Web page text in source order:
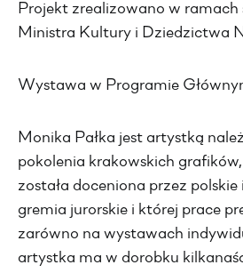
Projekt zrealizowano w ramach
Ministra Kultury i Dziedzictwa
Wystawa w Programie
Monika Pałka jest artystką
pokolenia krakowskich
została doceniona przez
gremia jurorskie i której prace
zarówno na wystawach
artystka ma w dorobku